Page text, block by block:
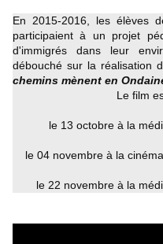
En 2015-2016, les élèves
participaient à un projet
d'immigrés dans leur
débouché sur la réalisation
chemins mènent en
Le film
le 13 octobre à la
le 04 novembre à la
le 22 novembre à la